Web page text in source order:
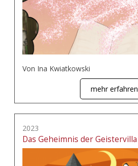
Von Ina Kwiatkowski
mehr erfahren
2023
Das Geheimnis der Geistervilla